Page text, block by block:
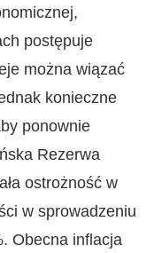
postępuje
można wiązać
konieczne
ponownie
Rezerwa
ostrożność w
w sprowadzeniu
Obecna inflacja